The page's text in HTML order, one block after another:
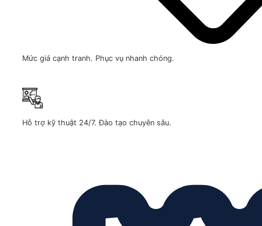
Mức giá cạnh tranh. Phục vụ nhanh chóng.
Hỗ trợ kỹ thuật 24/7. Đào tạo chuyên sâu.